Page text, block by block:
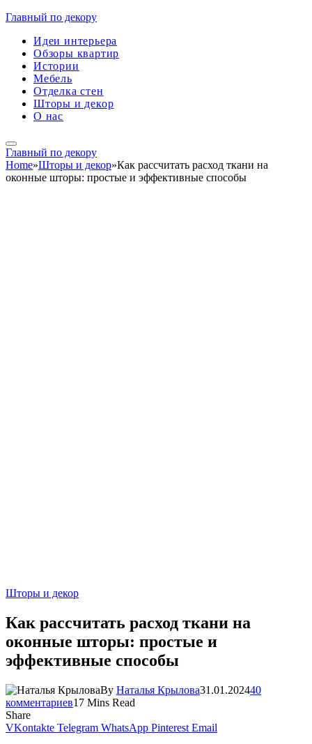
Главный по декору
Идеи интерьера
Обзоры квартир
Истории
Мебель
Отделка стен
Шторы и декор
О нас
Главный по декору
Home»Шторы и декор»Как рассчитать расход ткани на
оконные шторы: простые и эффективные способы
Шторы и декор
Как рассчитать расход ткани на
оконные шторы: простые и
эффективные способы
By Наталья Крылова31.01.202440
комментариев17 Mins Read
Share
VKontakte Telegram WhatsApp Pinterest Email